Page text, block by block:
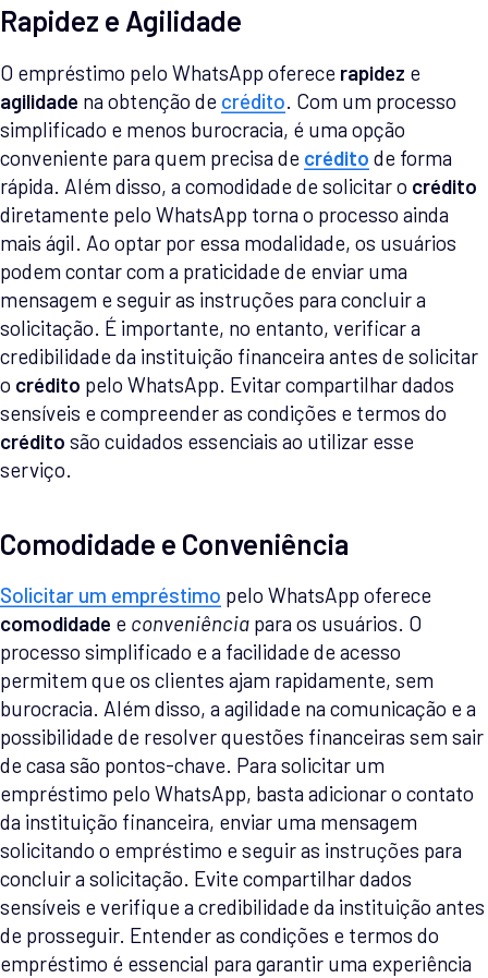
Rapidez e Agilidade
O empréstimo pelo WhatsApp oferece rapidez e
agilidade na obtenção de crédito. Com um processo
simplificado e menos burocracia, é uma opção
conveniente para quem precisa de crédito de forma
rápida. Além disso, a comodidade de solicitar o crédito
diretamente pelo WhatsApp torna o processo ainda
mais ágil. Ao optar por essa modalidade, os usuários
podem contar com a praticidade de enviar uma
mensagem e seguir as instruções para concluir a
solicitação. É importante, no entanto, verificar a
credibilidade da instituição financeira antes de solicitar
o crédito pelo WhatsApp. Evitar compartilhar dados
sensíveis e compreender as condições e termos do
crédito são cuidados essenciais ao utilizar esse
serviço.
Comodidade e Conveniência
Solicitar um empréstimo pelo WhatsApp oferece
comodidade e conveniência para os usuários. O
processo simplificado e a facilidade de acesso
permitem que os clientes ajam rapidamente, sem
burocracia. Além disso, a agilidade na comunicação e a
possibilidade de resolver questões financeiras sem sair
de casa são pontos-chave. Para solicitar um
empréstimo pelo WhatsApp, basta adicionar o contato
da instituição financeira, enviar uma mensagem
solicitando o empréstimo e seguir as instruções para
concluir a solicitação. Evite compartilhar dados
sensíveis e verifique a credibilidade da instituição antes
de prosseguir. Entender as condições e termos do
empréstimo é essencial para garantir uma experiência